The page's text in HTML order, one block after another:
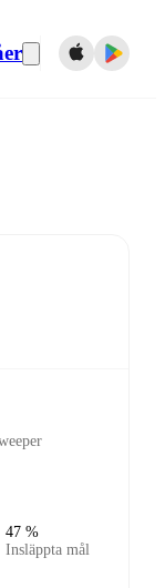
Insläppta mål
47 %